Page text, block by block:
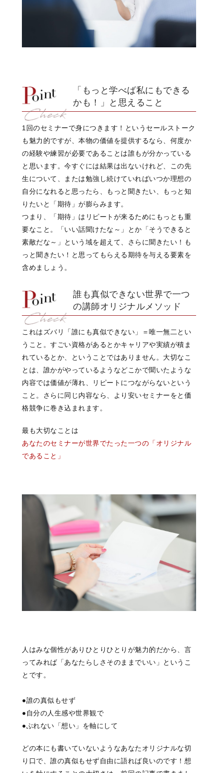
「もっと学べば私にもできる
かも！」と思えること
1回のセミナーで身につきます！ というセールストーク
も魅力的ですが、 本物の価値を提供するなら、 何度か
の経験や練習が必要であることは誰もが分かっている
と思います。 今すぐには結果は出ないけれど、
この先
生について、
または勉強し続けていればいつか理想の
自分になれると思ったら、
もっと聞きたい、もっと知
りたいと
「期待」が膨らみます。
つまり、
「期待」はリピートが来るために もっとも重
要なこと。
「いい話聞けたな～」とか 「そうできると
素敵だな～」
という域を超えて、 さらに聞きたい！ も
っと聞きたい！ と思ってもらえる期待を与える要素を
含めましょう。
誰も真似できない世界で一つ
の講師オリジナルメソッド
これはズバリ 「誰にも真似できない」
＝唯一無二とい
うこと。 すごい資格があるとかキャリアや実績が積ま
れているとか、
ということではありません。 大切なこ
とは、 誰かがやっているようなどこかで聞いたような
内容では価値が薄れ、
リピートにつながらないという
こと。 さらに同じ内容なら、より安いセミナーをと 価
格競争に巻き込まれます。
最も大切なことは
あなたのセミナーが世界でたった一つの「オリジナル
であること」
人はみな個性があり ひとりひとりが魅力的だから、 言
ってみれば「あなたらしさそのままでいい」
というこ
とです。
●誰の真似もせず
●自分の人生感や世界観で
●ぶれない「想い」を軸にして
どの本にも書いていないようなあなたオリジナルな切
り口で、 誰の真似もせず自由に語れば良いのです！ 想